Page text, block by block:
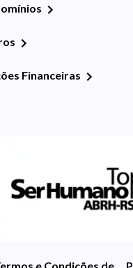
Financeiras
e Condições de